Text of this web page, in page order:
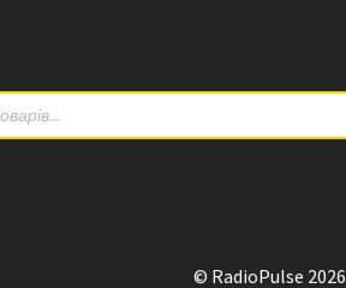
© RadioPulse 2026